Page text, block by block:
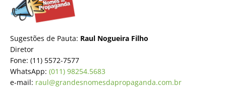
Sugestões de Pauta: Raul Nogueira Filho
Diretor
Fone: (11) 5572-7577
WhatsApp: (011) 98254.5683
e-mail: raul@grandesnomesdapropaganda.com.br